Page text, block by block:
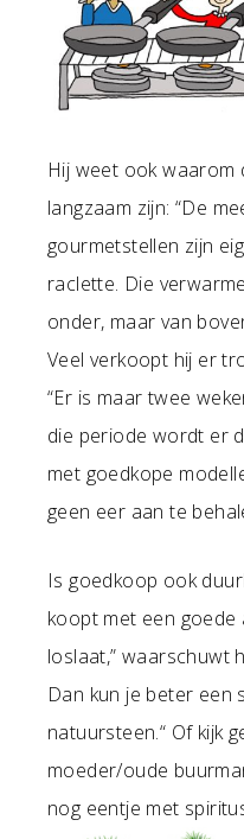
Hij weet ook waarom
langzaam zijn: “De
gourmetstellen zijn
raclette. Die
onder, maar van
Veel verkoopt hij er
“Er is maar twee
die periode wordt er
met goedkope
geen eer aan te
Is goedkoop ook
koopt met een goede
loslaat,” waarschuwt
Dan kun je beter een
natuursteen.“ Of kijk
moeder/oude
nog eentje met